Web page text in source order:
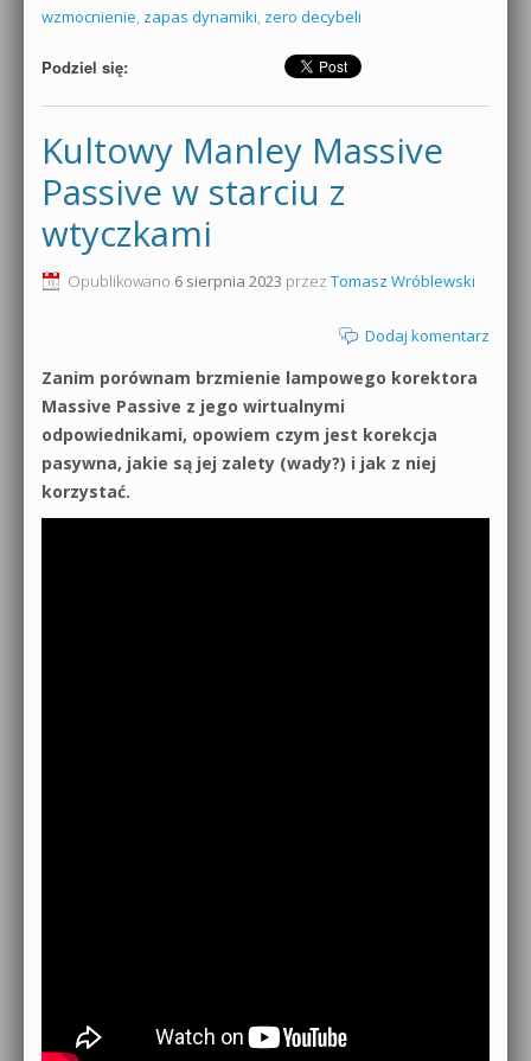
wzmocnienie, zapas dynamiki, zero decybeli
Podziel się:
Kultowy Manley Massive
Passive w starciu z
wtyczkami
Opublikowano 6 sierpnia 2023 przez Tomasz Wróblewski
Dodaj komentarz
Zanim porównam brzmienie lampowego korektora
Massive Passive z jego wirtualnymi
odpowiednikami, opowiem czym jest korekcja
pasywna, jakie są jej zalety (wady?) i jak z niej
korzystać.